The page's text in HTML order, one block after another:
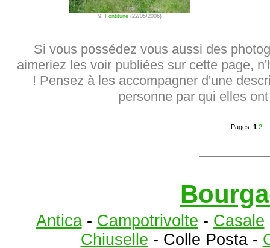
9. Fontitune(22/05/2006)
Si vous possédez vous aussi des
aimeriez les voir publiées sur cette page,
! Pensez à les accompagner d'une
personne par qui elles
Pages: 1 2
Antica- Campotrivolte - Casale
Chiuselle - Colle Posta -